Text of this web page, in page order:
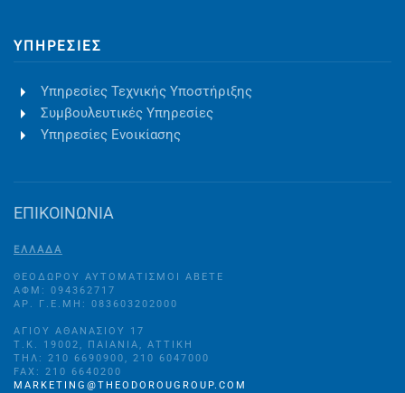
ΥΠΗΡΕΣΊΕΣ
Υπηρεσίες Τεχνικής Υποστήριξης
Συμβουλευτικές Υπηρεσίες
Υπηρεσίες Ενοικίασης
ΕΠΙΚΟΙΝΩΝΙΑ
ΕΛΛΑΔΑ
ΘΕΟΔΩΡΟΥ ΑΥΤΟΜΑΤΙΣΜΟΙ ΑΒΕΤΕ
ΑΦΜ: 094362717
ΑΡ. Γ.Ε.ΜΗ: 083603202000
ΑΓΊΟΥ ΑΘΑΝΑΣΊΟΥ 17
Τ.Κ. 19002, ΠΑΙΑΝΊΑ, ΑΤΤΙΚΉ
ΤΗΛ: 210 6690900, 210 6047000
FAX: 210 6640200
MARKETING@THEODOROUGROUP.COM